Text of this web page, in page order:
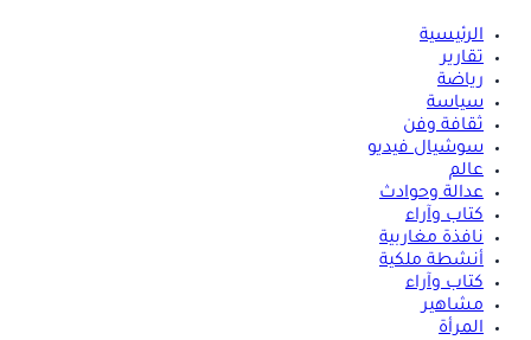
الرئيسية
تقارير
رياضة
سياسة
ثقافة وفن
سوشيال فيديو
عالم
عدالة وحوادث
كتاب وآراء
نافذة مغاربية
أنشطة ملكية
كتاب وآراء
مشاهير
المرأة